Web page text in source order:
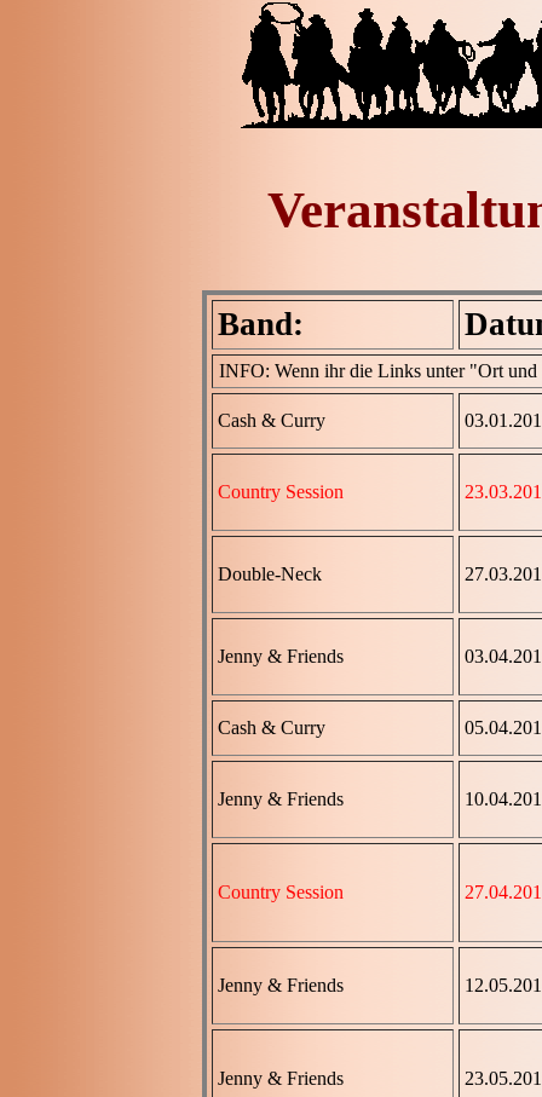
Band:
INFO: Wenn ihr die Links unter "Ort
Cash & Curry
Country Session
Double-Neck
Jenny & Friends
Cash & Curry
Jenny & Friends
Country Session
Jenny & Friends
Jenny & Friends